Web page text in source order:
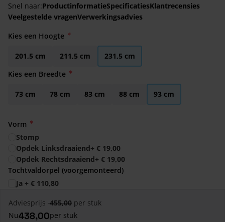
Snel naar:ProductinformatieSpecificatiesKlantrecensies
Veelgestelde vragenVerwerkingsadvies
Kies een Hoogte
201,5 cm 211,5 cm
231,5 cm
Kies een Breedte
73 cm 78 cm 83 cm 88 cm 93 cm
Vorm
Stomp
Opdek Linksdraaiend+ € 19,00
Opdek Rechtsdraaiend+ € 19,00
Tochtvaldorpel (voorgemonteerd)
Ja + € 110,80
Adviesprijs 455,00 per stuk
Nu438,00per stuk